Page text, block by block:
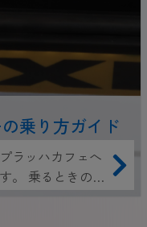
乗り方ガイド
ラッハカフェへ
。 乗るときの参